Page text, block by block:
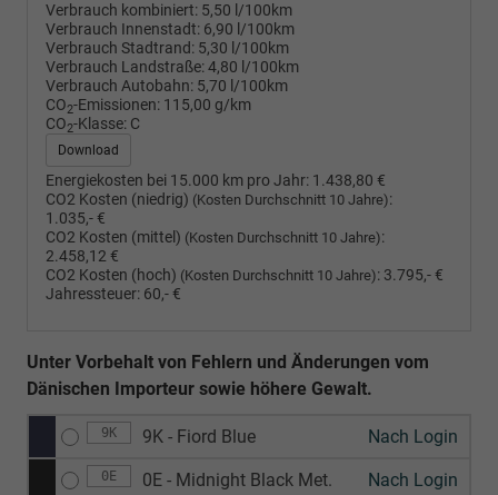
Verbrauch kombiniert: 5,50 l/100km
Verbrauch Innenstadt: 6,90 l/100km
Verbrauch Stadtrand: 5,30 l/100km
Verbrauch Landstraße:4,80 l/100km
Verbrauch Autobahn: 5,70 l/100km
CO2-Emissionen: 115,00 g/km
CO2-Klasse: C
Download
Energiekosten bei 15.000 km pro Jahr: 1.438,80 €
CO2 Kosten (niedrig) (Kosten Durchschnitt 10 Jahre):
1.035,- €
CO2 Kosten (mittel) (Kosten Durchschnitt 10 Jahre):
2.458,12 €
CO2 Kosten (hoch) (Kosten Durchschnitt 10 Jahre): 3.795,- €
Jahressteuer: 60,- €
Unter Vorbehalt von Fehlern und Änderungen vom
Dänischen Importeur sowie höhere Gewalt.
9K 9K - Fiord Blue Nach Login
0E 0E - Midnight Black Met. Nach Login